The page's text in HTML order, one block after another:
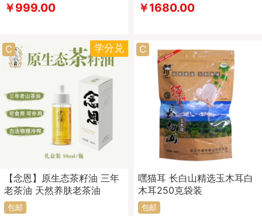
￥999.00 ￥1680.00
C 学分兑
【念恩】原生态茶籽油 三年
老茶油 天然养肤老茶油
包邮
C
嘿猫耳 长白山精选玉木耳白
木耳250克袋装
包邮